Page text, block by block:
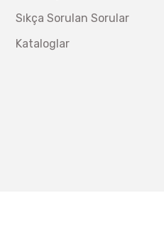
Sıkça Sorulan Sorular
Kataloglar